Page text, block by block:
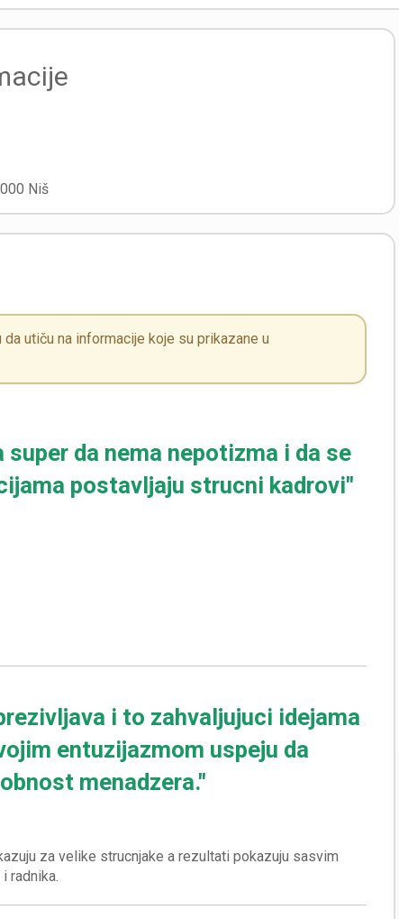
Niš
utiču na informacije koje su prikazane u
super da nema nepotizma i da se
postavljaju strucni kadrovi"
i to zahvaljujuci idejama
entuzijazmom uspeju da
menadzera."
za velike strucnjake a rezultati pokazuju sasvim